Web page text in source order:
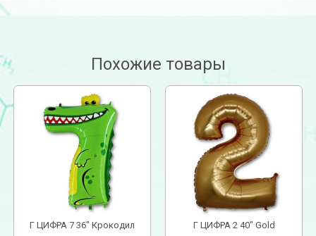
Похожие товары
Г ЦИФРА 7 36″ Крокодил Г ЦИФРА 2 40″ Gold